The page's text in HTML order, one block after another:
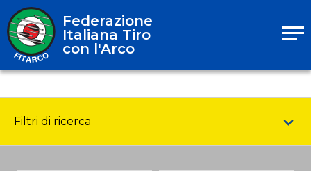
Federazione
Italiana Tiro
con l'Arco
Filtri di ricerca